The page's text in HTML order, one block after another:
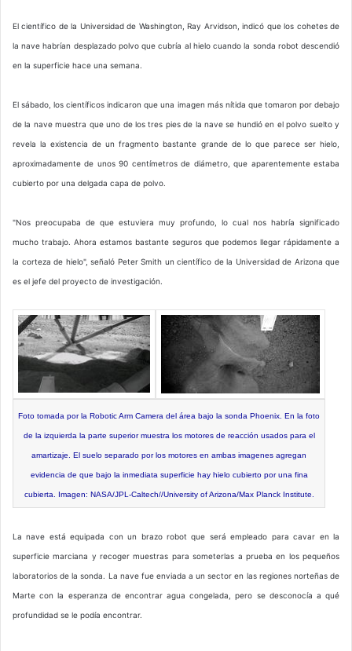
El científico de la Universidad de Washington, Ray Arvidson, indicó que los cohetes de
la nave habrían desplazado polvo que cubría al hielo cuando la sonda robot descendió
en la superficie hace una semana.
El sábado, los científicos indicaron que una imagen más nítida que tomaron por debajo
de la nave muestra que uno de los tres pies de la nave se hundió en el polvo suelto y
revela la existencia de un fragmento bastante grande de lo que parece ser hielo,
aproximadamente de unos 90 centímetros de diámetro, que aparentemente estaba
cubierto por una delgada capa de polvo.
"Nos preocupaba de que estuviera muy profundo, lo cual nos habría significado
mucho trabajo. Ahora estamos bastante seguros que podemos llegar rápidamente a
la corteza de hielo", señaló Peter Smith un científico de la Universidad de Arizona que
es el jefe del proyecto de investigación.
Foto tomada por la Robotic Arm Camera del área bajo la sonda Phoenix. En la foto
de la izquierda la parte superior muestra los motores de reacción usados para el
amartizaje. El suelo separado por los motores en ambas imagenes agregan
evidencia de que bajo la inmediata superficie hay hielo cubierto por una fina
cubierta. Imagen: NASA/JPL-Caltech//University of Arizona/Max Planck Institute.
La nave está equipada con un brazo robot que será empleado para cavar en la
superficie marciana y recoger muestras para someterlas a prueba en los pequeños
laboratorios de la sonda. La nave fue enviada a un sector en las regiones norteñas de
Marte con la esperanza de encontrar agua congelada, pero se desconocía a qué
profundidad se le podía encontrar.